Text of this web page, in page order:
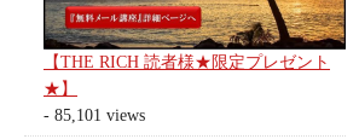
【THE RICH 読者様★限定プレゼント
★】
- 85,101 views